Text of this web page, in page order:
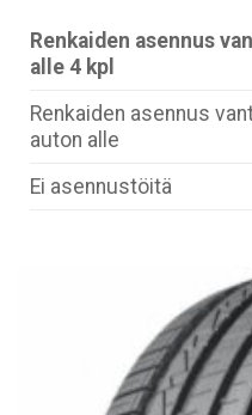
Renkaiden asennus
alle 4 kpl
Renkaiden asennus
auton alle
Ei asennustöitä